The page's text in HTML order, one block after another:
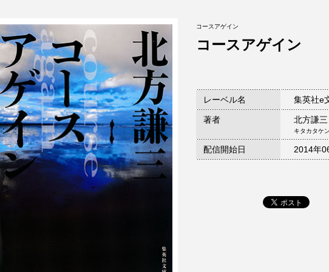
コースアゲイン
コースアゲイン
レーベル名 集英社e
著者 北方謙三
キタカタケ
配信開始日 2014年